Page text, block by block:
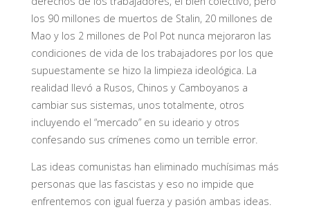
los 90 millones de muertos de Stalin, 20 millones de
Mao y los 2 millones de Pol Pot nunca mejoraron las
condiciones de vida de los trabajadores por los que
supuestamente se hizo la limpieza ideológica. La
realidad llevó a Rusos, Chinos y Camboyanos a
cambiar sus sistemas, unos totalmente, otros
incluyendo el “mercado” en su ideario y otros
confesando sus crímenes como un terrible error.
Las ideas comunistas han eliminado muchísimas más
personas que las fascistas y eso no impide que
enfrentemos con igual fuerza y pasión ambas ideas.